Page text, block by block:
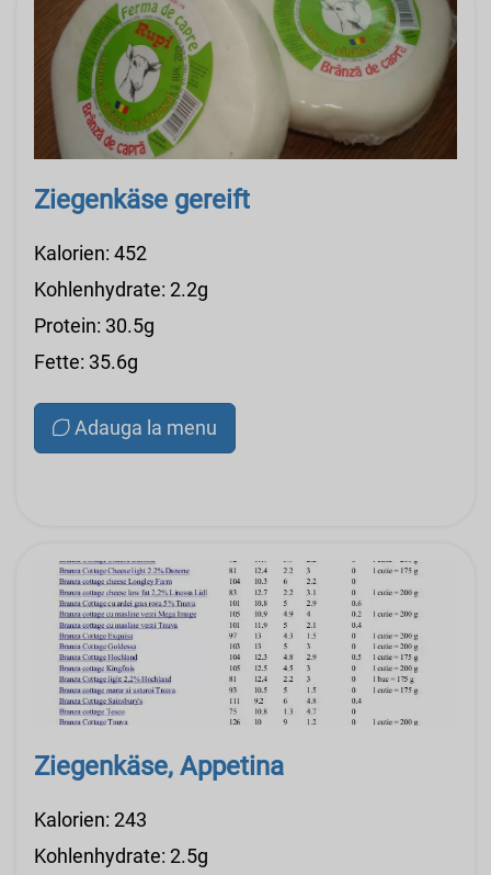
Ziegenkäse gereift
Kalorien: 452
Kohlenhydrate: 2.2g
Protein: 30.5g
Fette: 35.6g
Adauga la menu
Ziegenkäse, Appetina
Kalorien: 243
Kohlenhydrate: 2.5g